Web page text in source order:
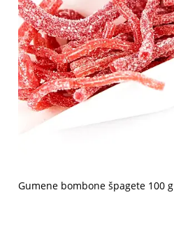
Gumene bombone špagete 100 g